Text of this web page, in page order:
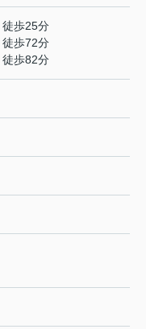
徒歩25分
徒歩72分
徒歩82分